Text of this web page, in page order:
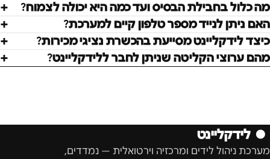
מה כלול בחבילת הבסיס ועד כמה היא יכולה לצמוח?
האם ניתן לנייד מספר טלפון קיים למערכת?
כיצד לידקליינט מסייעת בהכשרת נציגי מכירות?
מהם ערוצי הקליטה שניתן לחבר ללידקליינט?
● לידקליינט
מערכת ניהול לידים ומרכזיה וירטואלית — נמדדים,